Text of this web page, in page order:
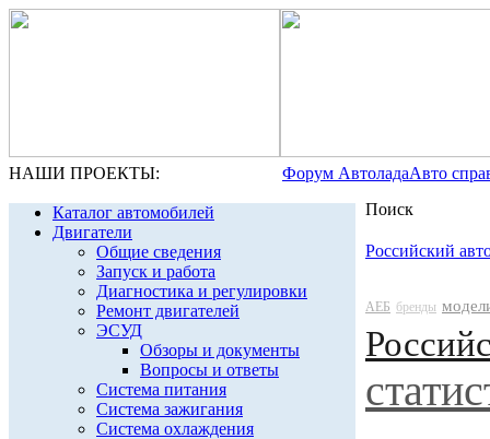
НАШИ ПРОЕКТЫ: Форум АвтоладаАвто
Каталог автомобилей
Двигатели
Общие сведения
Запуск и работа
Диагностика и регулировки
Ремонт двигателей
ЭСУД
Обзоры и документы
Вопросы и ответы
Система питания
Система зажигания
Система охлаждения
Поиск
Российский
АЕБ бренды